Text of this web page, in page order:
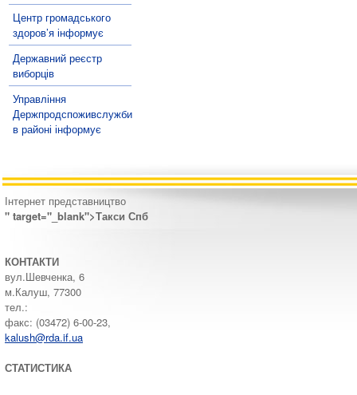
Центр громадського
здоров’я інформує
Державний реєстр
виборців
Управління
Держпродспоживслужби
в районі інформує
Інтернет представництво
" target="_blank">Такси Спб
КОНТАКТИ
вул.Шевченка, 6
м.Калуш, 77300
тел.:
факс: (03472) 6-00-23,
kalush@rda.if.ua
СТАТИСТИКА